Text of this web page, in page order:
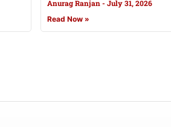
Anurag Ranjan July 31, 2026
Read Now »